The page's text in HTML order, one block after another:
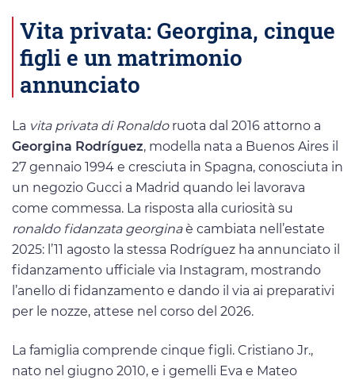
Vita privata: Georgina, cinque
figli e un matrimonio
annunciato
La vita privata di Ronaldoruota dal 2016 attorno a
Georgina Rodríguez, modella nata a Buenos Aires il
27 gennaio 1994 e cresciuta in Spagna, conosciuta in
un negozio Gucci a Madrid quando lei lavorava
come commessa. La risposta alla curiosità su
ronaldo fidanzata georginaè cambiata nell’estate
2025: l’11 agosto la stessa Rodríguez ha annunciato il
fidanzamento ufficiale via Instagram, mostrando
l’anello di fidanzamento e dando il via ai preparativi
per le nozze, attese nel corso del 2026.
La famiglia comprende cinque figli. Cristiano Jr.,
nato nel giugno 2010, e i gemelli Eva e Mateo